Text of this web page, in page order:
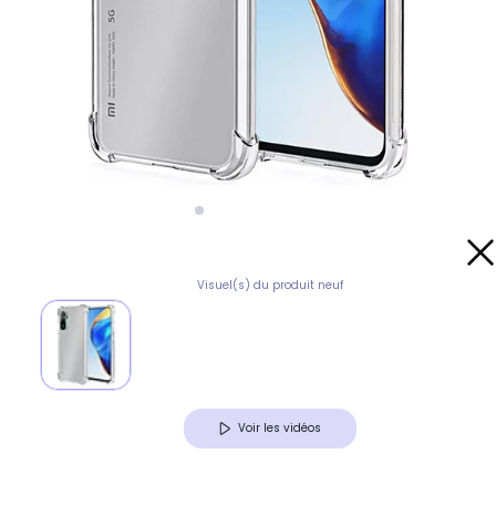
Visuel(s) du produit neuf
Voir les vidéos